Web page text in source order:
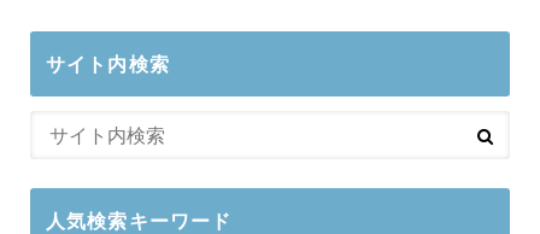
サイト内検索
人気検索キーワード